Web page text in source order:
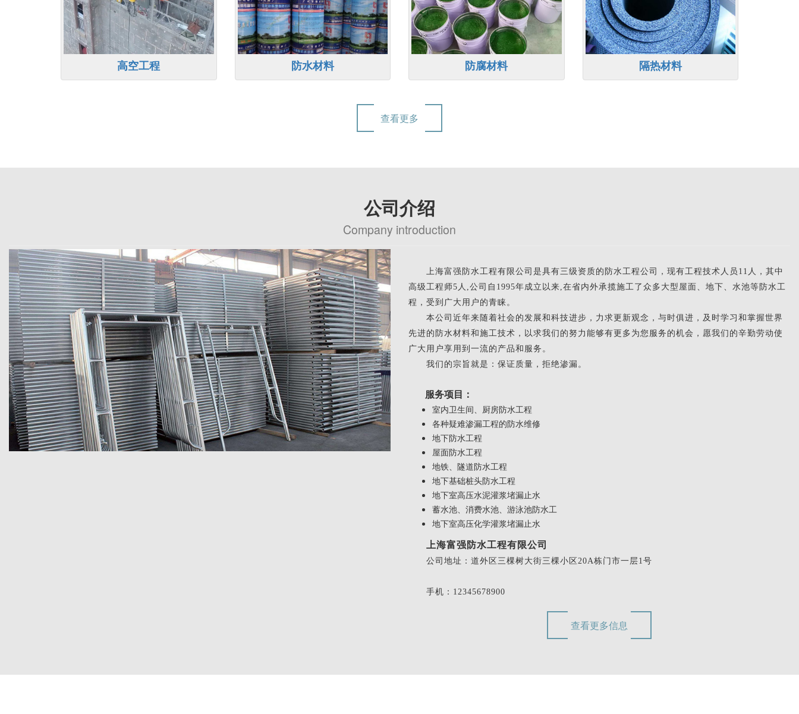
高空工程 防水材料 防腐材料 隔热材料
查看更多
公司介绍
Company introduction
上海富强防水工程有限公司是具有三级资质的防水工程公司，现有工程技术人员11人，其中
高级工程师5人,公司自1995年成立以来,在省内外承揽施工了众多大型屋面、地下、水池等防水工
程，受到广大用户的青睐。
本公司近年来随着社会的发展和科技进步，力求更新观念，与时俱进，及时学习和掌握世界
先进的防水材料和施工技术，以求我们的努力能够有更多为您服务的机会，愿我们的辛勤劳动使
广大用户享用到一流的产品和服务。
我们的宗旨就是：保证质量，拒绝渗漏。
服务项目：
室内卫生间、厨房防水工程
各种疑难渗漏工程的防水维修
地下防水工程
屋面防水工程
地铁、隧道防水工程
地下基础桩头防水工程
地下室高压水泥灌浆堵漏止水
蓄水池、消费水池、游泳池防水工
地下室高压化学灌浆堵漏止水
上海富强防水工程有限公司
公司地址：道外区三棵树大街三棵小区20A栋门市一层1号
手机：12345678900
查看更多信息